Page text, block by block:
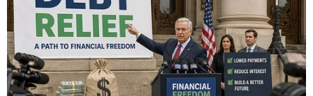
Branda (quận Long Biên, Hà Nội) cho biết tính
đến thời điểm hiện tại, lượng khách đặt phòng
nghỉ dịp lễ 2/9 đã tăng nhẹ so với trước đó.